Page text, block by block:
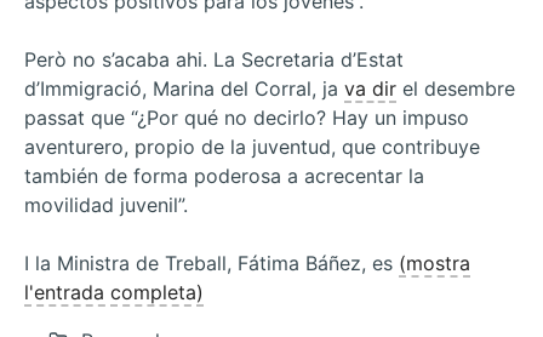
Però no s’acaba ahi. La Secretaria d’Estat
d’Immigració, Marina del Corral, ja va dir el desembre
passat que “¿Por qué no decirlo? Hay un impuso
aventurero, propio de la juventud, que contribuye
también de forma poderosa a acrecentar la
movilidad juvenil”.
I la Ministra de Treball, Fátima Báñez, es (mostra
l'entrada completa)